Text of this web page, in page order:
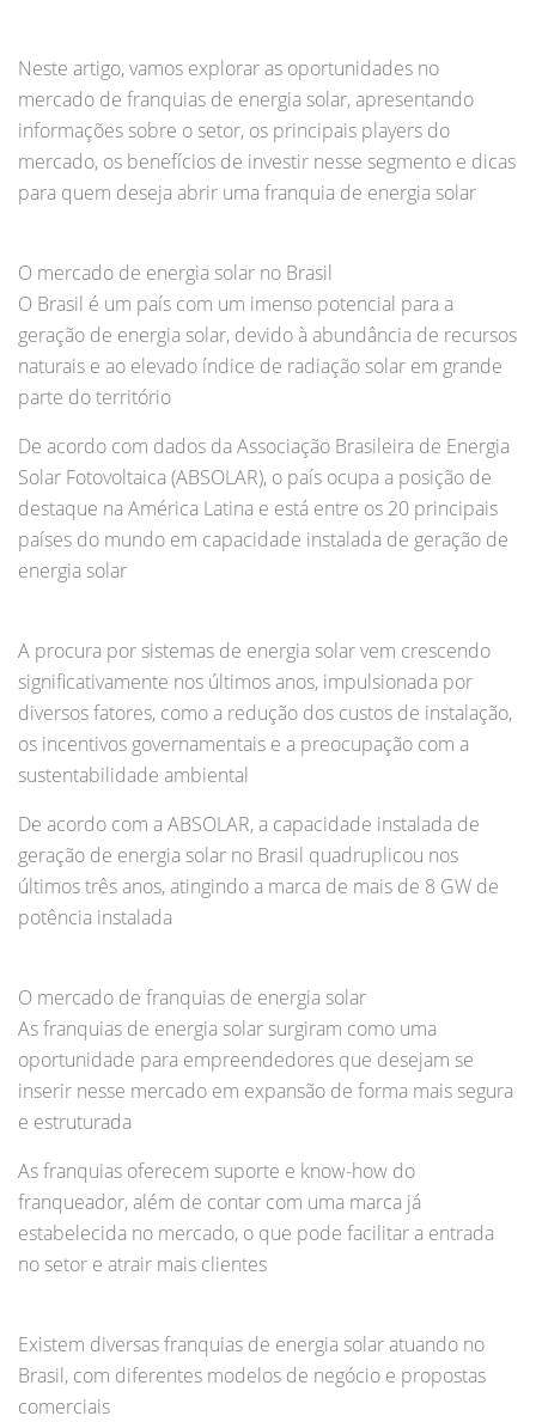
Neste artigo, vamos explorar as oportunidades no
mercado de franquias de energia solar, apresentando
informações sobre o setor, os principais players do
mercado, os benefícios de investir nesse segmento e dicas
para quem deseja abrir uma franquia de energia solar
O mercado de energia solar no Brasil
O Brasil é um país com um imenso potencial para a
geração de energia solar, devido à abundância de recursos
naturais e ao elevado índice de radiação solar em grande
parte do território
De acordo com dados da Associação Brasileira de Energia
Solar Fotovoltaica (ABSOLAR), o país ocupa a posição de
destaque na América Latina e está entre os 20 principais
países do mundo em capacidade instalada de geração de
energia solar
A procura por sistemas de energia solar vem crescendo
significativamente nos últimos anos, impulsionada por
diversos fatores, como a redução dos custos de instalação,
os incentivos governamentais e a preocupação com a
sustentabilidade ambiental
De acordo com a ABSOLAR, a capacidade instalada de
geração de energia solar no Brasil quadruplicou nos
últimos três anos, atingindo a marca de mais de 8 GW de
potência instalada
O mercado de franquias de energia solar
As franquias de energia solar surgiram como uma
oportunidade para empreendedores que desejam se
inserir nesse mercado em expansão de forma mais segura
e estruturada
As franquias oferecem suporte e know-how do
franqueador, além de contar com uma marca já
estabelecida no mercado, o que pode facilitar a entrada
no setor e atrair mais clientes
Existem diversas franquias de energia solar atuando no
Brasil, com diferentes modelos de negócio e propostas
comerciais